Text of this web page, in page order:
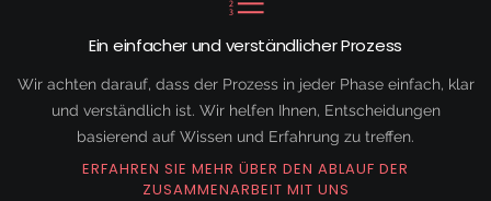
Ein einfacher und verständlicher Prozess
Wir achten darauf, dass der Prozess in jeder Phase einfach, klar
und verständlich ist. Wir helfen Ihnen, Entscheidungen
basierend auf Wissen und Erfahrung zu treffen.
ERFAHREN SIE MEHR ÜBER DEN ABLAUF DER
ZUSAMMENARBEIT MIT UNS